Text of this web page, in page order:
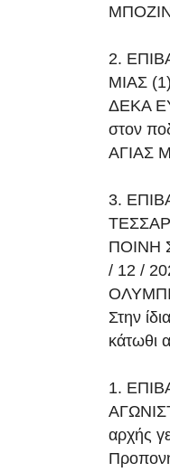
2.
ΜΙΑΣ
ΔΕΚΑ
στον
ΑΓΙΑΣ
3.
ΠΟΙΝΗ
/ 12 /
Στην
κάτωθι
1.
αρχής